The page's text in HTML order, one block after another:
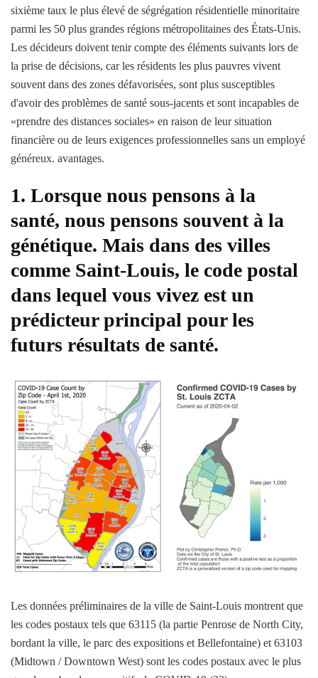
sixième taux le plus élevé de ségrégation résidentielle minoritaire
parmi les 50 plus grandes régions métropolitaines des États-Unis.
Les décideurs doivent tenir compte des éléments suivants lors de
la prise de décisions, car les résidents les plus pauvres vivent
souvent dans des zones défavorisées, sont plus susceptibles
d'avoir des problèmes de santé sous-jacents et sont incapables de
«prendre des distances sociales» en raison de leur situation
financière ou de leurs exigences professionnelles sans un employé
généreux. avantages.
1. Lorsque nous pensons à la
santé, nous pensons souvent à la
génétique. Mais dans des villes
comme Saint-Louis, le code postal
dans lequel vous vivez est un
prédicteur principal pour les
futurs résultats de santé.
Les données préliminaires de la ville de Saint-Louis montrent que
les codes postaux tels que 63115 (la partie Penrose de North City,
bordant la ville, le parc des expositions et Bellefontaine) et 63103
(Midtown / Downtown West) sont les codes postaux avec le plus